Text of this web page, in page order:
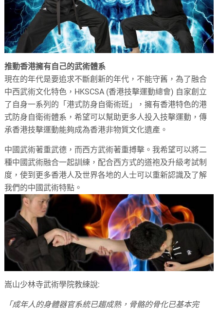
推動香港擁有自己的武術體系
現在的年代是要追求不斷創新的年代，不能守舊，為了融合
中西武術文化特色，HKSCSA (香港技擊運動總會) 自家創立
了自身一系列的「港式防身自衛術班」，擁有香港特色的港
式防身自衛術體系，希望可以幫助更多人投入技擊運動，傳
承香港技擊運動能夠成為香港非物質文化遺產。
中國武術著重武德，而西方武術著重搏擊。我希望可以將二
種中國武術融合一起訓練，配合西方式的道袍及升級考試制
度，使到更多香港人及世界各地的人士可以重新認識及了解
我們的中國武術特點。
嵩山少林寺武術學院教練說:
「成年人的身體器官系統已趨成熟，骨骼的骨化已基本完